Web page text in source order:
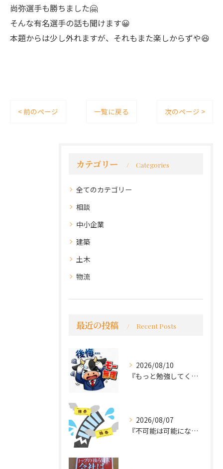
尚弥選手も勝ちました🤗
そんな有名選手の話も聞けます😀
本題からは少し外れますが、それもまた楽しからずや😆
< 前のページ 一覧に戻る 次のページ >
カテゴリー Categories
全てのカテゴリー
相談
中小企業
建築
土木
物流
最近の投稿 Recent Posts
2026/08/10
『もっと勉強してくれば良かった～後悔先にたたず』
2026/08/07
『不可能は可能になる』